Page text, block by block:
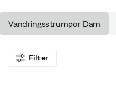
Tough,SmartwoolochSealskinz.
strumpor för att minska friktionen
Använd en tunn ventilerande
Vandringsstrumpor Dam
Filter